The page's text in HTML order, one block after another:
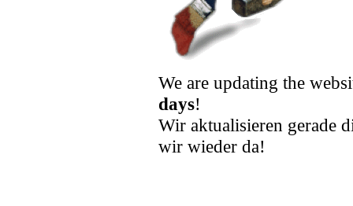
We are updating the
days!
Wir aktualisieren gerade
wir wieder da!